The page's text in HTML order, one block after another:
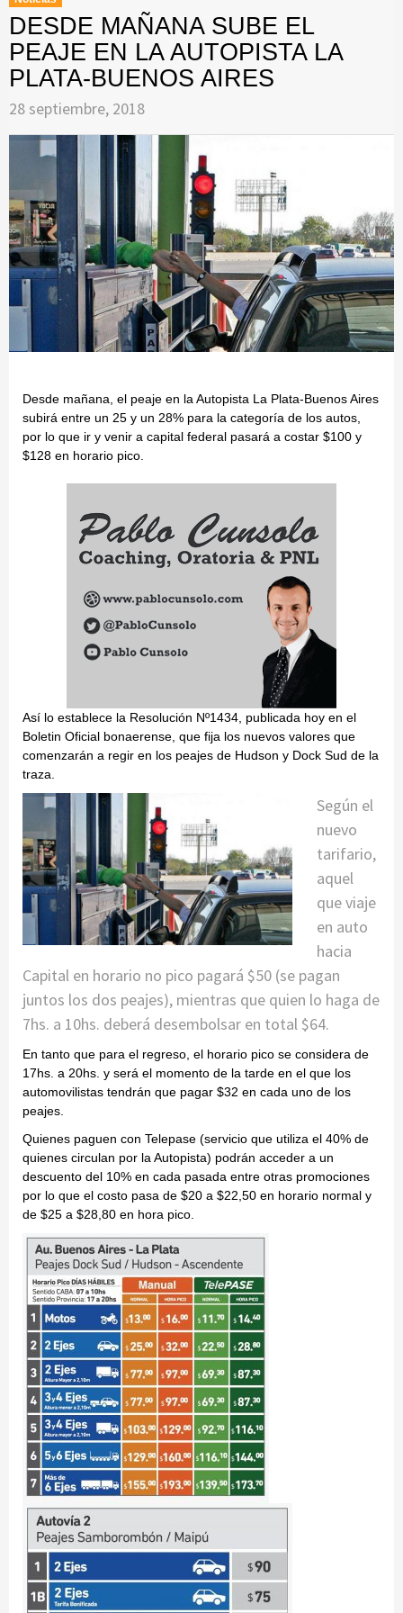
DESDE MAÑANA SUBE EL
PEAJE EN LA AUTOPISTA LA
PLATA-BUENOS AIRES
28 septiembre, 2018
Desde mañana, el peaje en la Autopista La Plata-Buenos Aires
subirá entre un 25 y un 28% para la categoría de los autos,
por lo que ir y venir a capital federal pasará a costar $100 y
$128 en horario pico.
Así lo establece la Resolución Nº1434, publicada hoy en el
Boletin Oficial bonaerense, que fija los nuevos valores que
comenzarán a regir en los peajes de Hudson y Dock Sud de la
traza.
Según el
nuevo
tarifario,
aquel
que viaje
en auto
hacia
Capital en horario no pico pagará $50 (se pagan
juntos los dos peajes), mientras que quien lo haga de
7hs. a 10hs. deberá desembolsar en total $64.
En tanto que para el regreso, el horario pico se considera de
17hs. a 20hs. y será el momento de la tarde en el que los
automovilistas tendrán que pagar $32 en cada uno de los
peajes.
Quienes paguen con Telepase (servicio que utiliza el 40% de
quienes circulan por la Autopista) podrán acceder a un
descuento del 10% en cada pasada entre otras promociones
por lo que el costo pasa de $20 a $22,50 en horario normal y
de $25 a $28,80 en hora pico.